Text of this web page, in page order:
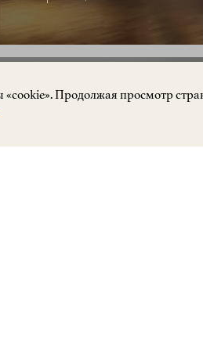
0+
«cookie». Продолжая просмотр